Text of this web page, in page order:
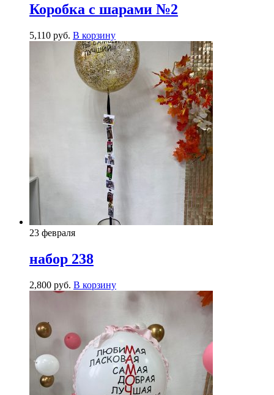
Коробка с шарами №2
5,110 руб. В корзину
23 февраля
набор 238
2,800 руб. В корзину